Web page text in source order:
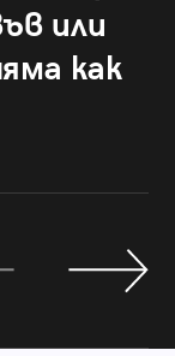
или
как